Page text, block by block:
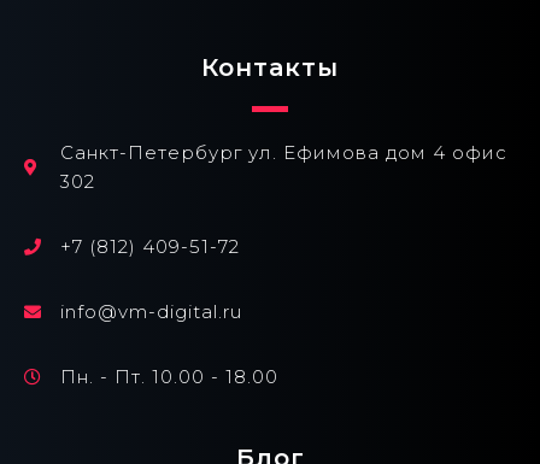
Контакты
Санкт-Петербург ул. Ефимова дом 4 офис
302
+7 (812) 409-51-72
info@vm-digital.ru
Пн. - Пт. 10.00 - 18.00
Блог